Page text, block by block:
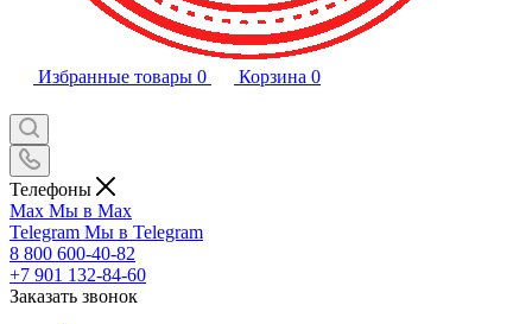
Избранные товары 0 Корзина 0
Телефоны
Max Мы в Max
Telegram Мы в Telegram
8 800 600-40-82
+7 901 132-84-60
Заказать звонок